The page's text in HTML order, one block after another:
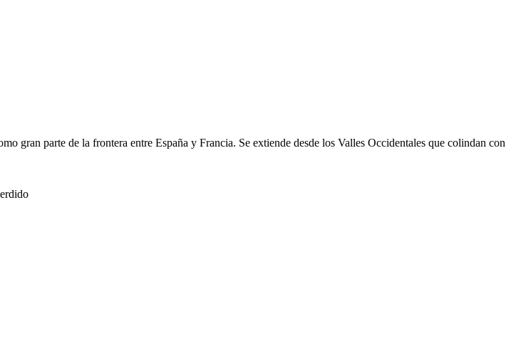
gran parte de la frontera entre España y Francia. Se extiende desde los Valles Occidentales que colindan con